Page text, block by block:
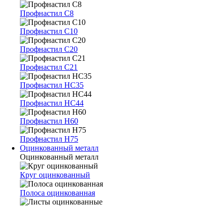
Профнастил С8
Профнастил С10
Профнастил С20
Профнастил С21
Профнастил НС35
Профнастил НС44
Профнастил Н60
Профнастил Н75
Оцинкованный металл
Оцинкованный металл
Круг оцинкованный
Полоса оцинкованная